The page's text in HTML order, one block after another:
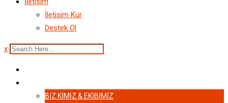
İletişim Kur
Destek Ol
x
BIZ KIMIZ & EKIBIMIZ